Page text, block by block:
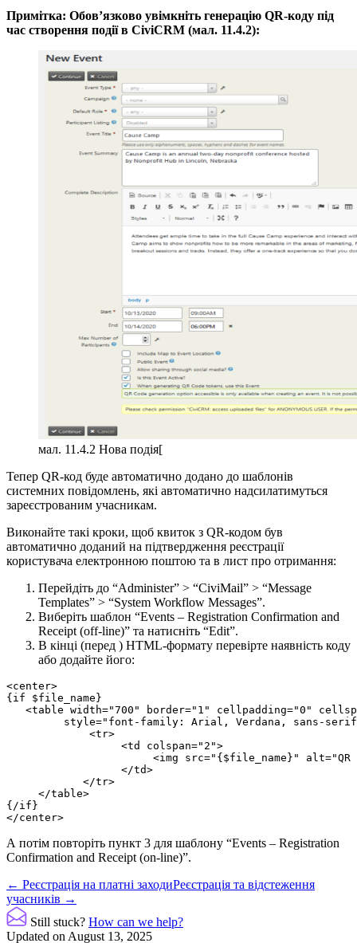
Примітка: Обов’язково увімкніть генерацію QR-коду під
час створення події в CiviCRM (мал. 11.4.2):
мал. 11.4.2 Нова подія[
Тепер QR-код буде автоматично додано до шаблонів
системних повідомлень, які автоматично надсилатимуться
зареєстрованим учасникам.
Виконайте такі кроки, щоб квиток з QR-кодом був
автоматично доданий на підтвердження реєстрації
користувача електронною поштою та в лист про отримання:
Перейдіть до “Administer” > “CiviMail” > “Message
Templates” > “System Workflow Messages”.
Виберіть шаблон “Events – Registration Confirmation and
Receipt (off-line)” та натисніть “Edit”.
В кінці (перед ) HTML-формату перевірте наявність коду
або додайте його:
<center>
{if $file_name}
<table width="700" border="1" cellpadding="0"
style="font-family: Arial, Verdana, sans-
             <tr>
                  <td colspan="2">
<img src="{$file_name}" alt="QR
                  </td>
            </tr>
     </table>
{/if}
</center>
А потім повторіть пункт 3 для шаблону “Events – Registration
Confirmation and Receipt (on-line)”.
Doc
navigation
← Реєстрація на платні заходиРеєстрація та відстеження
учасників →
Still stuck? How can we help?
Updated on August 13, 2025